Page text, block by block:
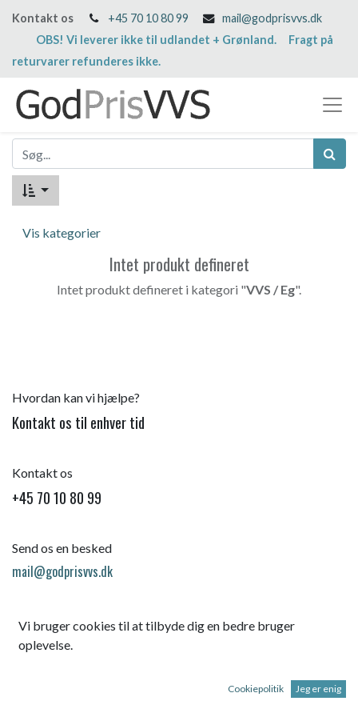
Kontakt os +45 70 10 80 99
mail@godprisvvs.dk
OBS! Vi leverer ikke til udlandet + Grønland. Fragt på
returvarer refunderes ikke.
Vis kategorier
Intet produkt defineret
Intet produkt defineret i kategori "VVS / Eg".
Hvordan kan vi hjælpe?
Kontakt os til enhver tid
Kontakt os
+45 70 10 80 99
Send os en besked
mail@godprisvvs.dk
Startside
Vi bruger cookies til at tilbyde dig en bedre bruger
oplevelse.
Cookiepolitik Jeg er enig